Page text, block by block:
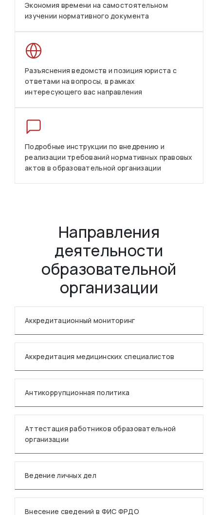
Экономия времени на самостоятельном
изучении нормативного документа
Разъяснения ведомств и позиция юриста с
ответами на вопросы, в рамках
интересующего вас направления
Подробные инструкции по внедрению и
реализации требований нормативных правовых
актов в образовательной организации
Направления
деятельности
образовательной
организации
Аккредитационный мониторинг
Аккредитация медицинских специалистов
Антикоррупционная политика
Аттестация работников образовательной
организации
Ведение личных дел
Внесение сведений в ФИС ФРДО